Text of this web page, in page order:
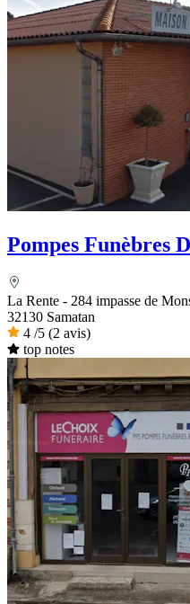
Pompes Funèbres
La Rente - 284 impasse de
32130 Samatan
4 /5 (2 avis)
top notes